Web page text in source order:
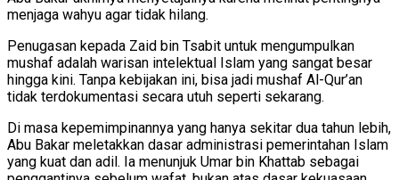
menjaga wahyu agar tidak hilang.
Penugasan kepada Zaid bin Tsabit untuk mengumpulkan
mushaf adalah warisan intelektual Islam yang sangat besar
hingga kini. Tanpa kebijakan ini, bisa jadi mushaf Al-Qur’an
tidak terdokumentasi secara utuh seperti sekarang.
Di masa kepemimpinannya yang hanya sekitar dua tahun lebih,
Abu Bakar meletakkan dasar administrasi pemerintahan Islam
yang kuat dan adil. Ia menunjuk Umar bin Khattab sebagai